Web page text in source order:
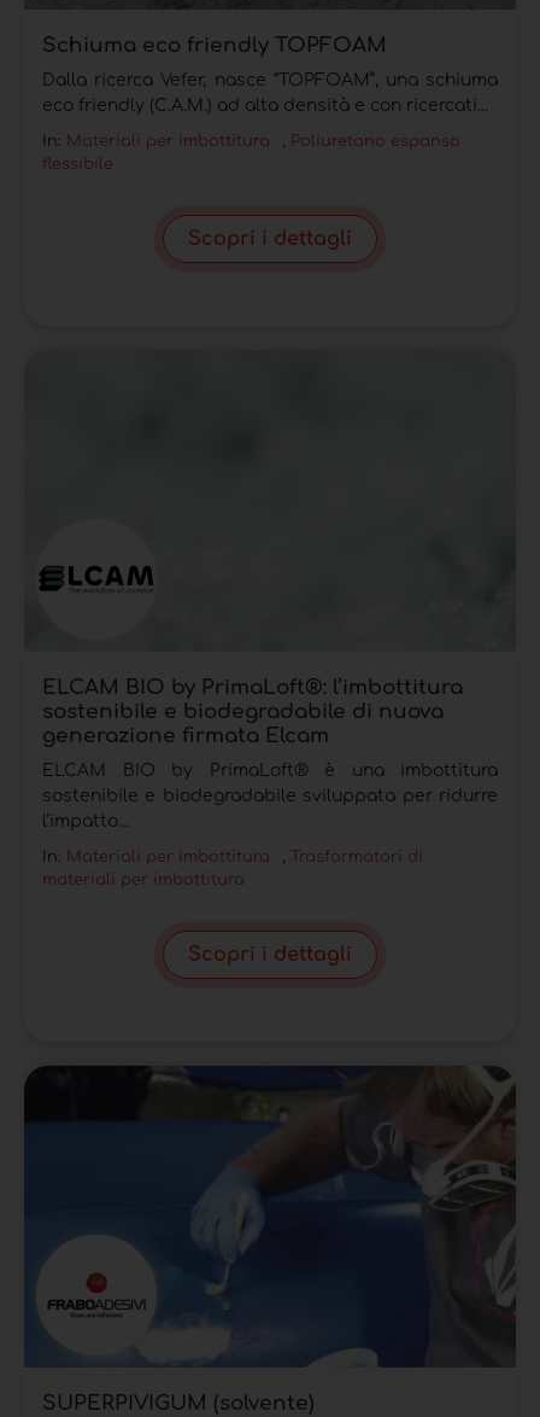
Schiuma eco friendly TOPFOAM
Dalla ricerca Vefer, nasce “TOPFOAM”, una schiuma
eco friendly (C.A.M.) ad alta densità e con ricercati...
In: Materiali per imbottitura , Poliuretano espanso
flessibile
Scopri i dettagli
ELCAM BIO by PrimaLoft®: l’imbottitura
sostenibile e biodegradabile di nuova
generazione firmata Elcam
ELCAM BIO by PrimaLoft® è una imbottitura
sostenibile e biodegradabile sviluppata per ridurre
l’impatto...
In: Materiali per imbottitura ,
Trasformatori di
materiali per imbottitura
Scopri i dettagli
SUPERPIVIGUM (solvente)